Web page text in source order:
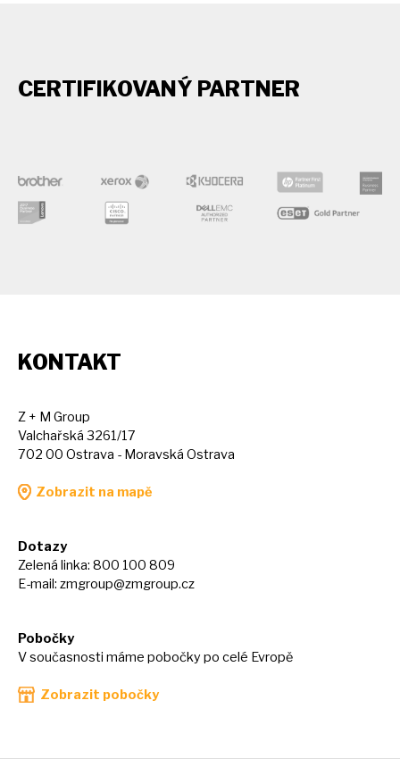
CERTIFIKOVANÝ PARTNER
KONTAKT
Z + M Group
Valchařská 3261/17
702 00 Ostrava - Moravská Ostrava
Zobrazit na mapě
Dotazy
Zelená linka: 800 100 809
E-mail: zmgroup@zmgroup.cz
Pobočky
V současnosti máme pobočky po celé Evropě
Zobrazit pobočky